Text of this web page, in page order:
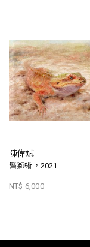
陳偉斌
鬃獅蜥，2021
NT$ 6,000